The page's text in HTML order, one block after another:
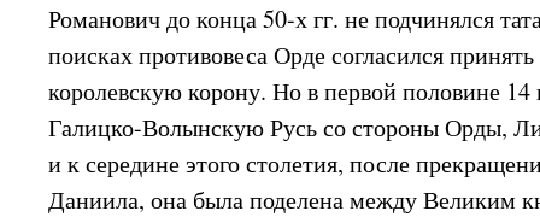
Романович до конца 50-х гг. не подчинялся
поисках противовеса Орде согласился
королевскую корону. Но в первой половине 14
Галицко-Волынскую Русь со стороны Орды,
и к середине этого столетия, после
Даниила, она была поделена между Великим